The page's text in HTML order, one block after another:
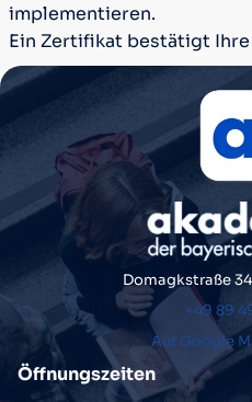
implementieren.
Ein Zertifikat bestätigt Ihre
Öffnungszeiten
Domagkstraße 34
+49 89
Auf Google